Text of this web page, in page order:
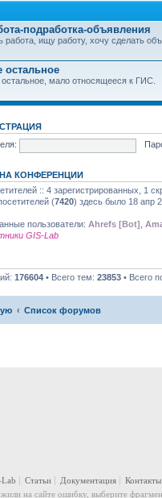
подработка-объявления
работа, ищу работу, хочу сделать
остальное
остальное, мало относящееся к ГИС.
КОНФЕРЕНЦИИ
:: 4 зарегистрированных, 1
(7420) здесь было 18 апр
пользователи: Ahrefs [Bot]
GIS-Lab
176604 • Всего тем: 23853 • Всего
Список форумов
Статьи Документация Контакты
на сайте ошибку, выберите